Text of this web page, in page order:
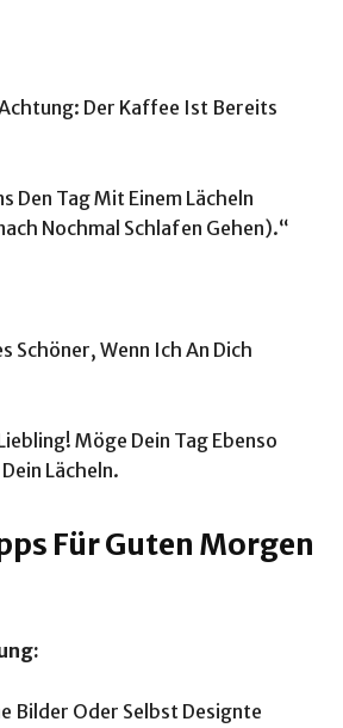
Der Kaffee Ist Bereits
Den Tag Mit Einem Lächeln
Nochmal Schlafen Gehen).“
Schöner, Wenn Ich An Dich
Möge Dein Tag Ebenso
Lächeln.
Für Guten Morgen
Bilder Oder Selbst Designte